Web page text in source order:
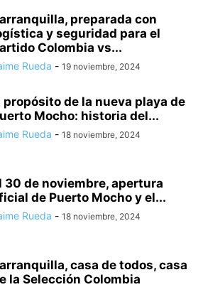
preparada con
y seguridad para el
Colombia vs...
Rueda - 19 noviembre, 2024
propósito de la nueva playa de
Mocho: historia del...
Rueda - 18 noviembre, 2024
30 de noviembre, apertura
de Puerto Mocho y el...
Rueda - 18 noviembre, 2024
casa de todos, casa
la Selección Colombia